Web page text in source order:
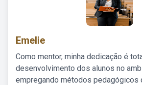
Emelie
Como mentor, minha dedicação é
desenvolvimento dos alunos no
empregando métodos pedagógicos